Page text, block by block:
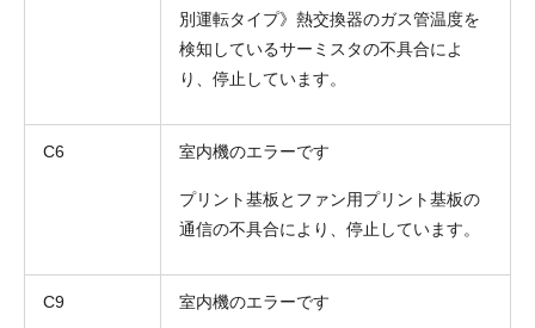
別運転タイプ》熱交換器のガス管温度を
検知しているサーミスタの不具合によ
り、停止しています。
C6 室内機のエラーです
プリント基板とファン用プリント基板の
通信の不具合により、停止しています。
C9 室内機のエラーです